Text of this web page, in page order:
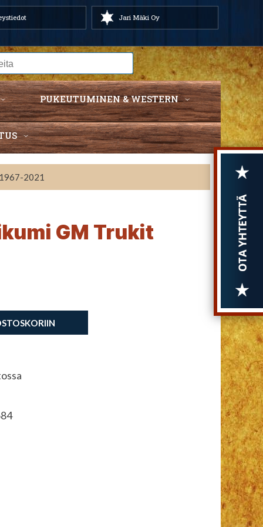
Jari Mäki Oy
PUKEUTUMINEN & WESTERN
2021
GM Trukit